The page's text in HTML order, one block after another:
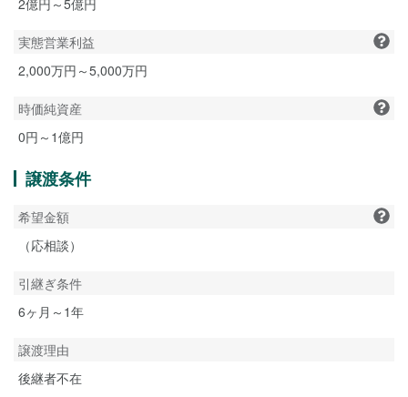
2億円～5億円
実態営業利益
2,000万円～5,000万円
時価純資産
0円～1億円
譲渡条件
希望金額
（応相談）
引継ぎ条件
6ヶ月～1年
譲渡理由
後継者不在